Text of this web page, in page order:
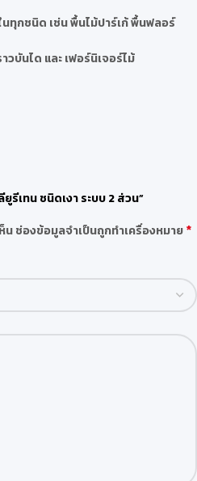
นทุกชนิด เช่น พื้นไม้ปาร์เก้ พื้นฟลอร์
วบันได และ เฟอร์นิเจอร์ไม้
รีเทน ชนิดเงา ระบบ 2 ส่วน”
นช่องข้อมูลจำเป็นถูกทำเครื่องหมาย*